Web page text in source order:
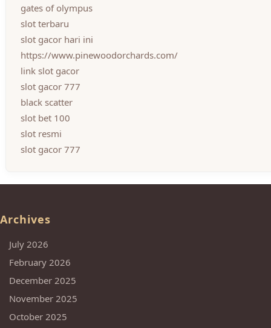
gates of olympus
slot terbaru
slot gacor hari ini
https://www.pinewoodorchards.com/
link slot gacor
slot gacor 777
black scatter
slot bet 100
slot resmi
slot gacor 777
Archives
July 2026
February 2026
December 2025
November 2025
October 2025